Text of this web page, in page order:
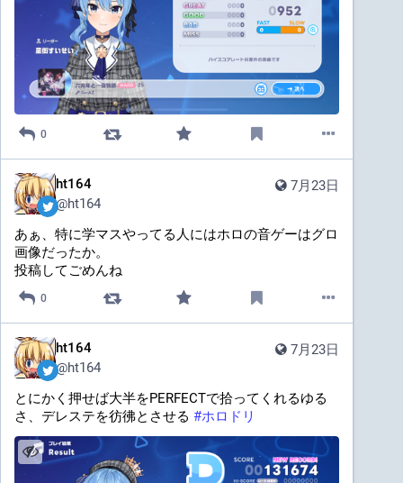
0
7月23日
ht164
@ht164
あぁ、特に学マスやってる人にはホロの音ゲーはグロ
画像だったか。
投稿してごめんね
0
7月23日
ht164
@ht164
とにかく押せば大半をPERFECTで拾ってくれるゆる
さ、デレステを彷彿とさせる #ホロドリ